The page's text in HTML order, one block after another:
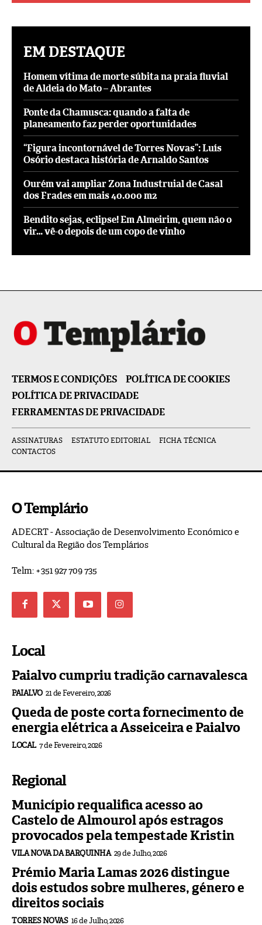
EM DESTAQUE
Homem vítima de morte súbita na praia fluvial
de Aldeia do Mato – Abrantes
Ponte da Chamusca: quando a falta de
planeamento faz perder oportunidades
“Figura incontornável de Torres Novas”: Luís
Osório destaca história de Arnaldo Santos
Ourém vai ampliar Zona Industruial de Casal
dos Frades em mais 40.000 m2
Bendito sejas, eclipse! Em Almeirim, quem não o
vir… vê-o depois de um copo de vinho
TERMOS E CONDIÇÕES
POLÍTICA DE COOKIES
POLÍTICA DE PRIVACIDADE
FERRAMENTAS DE PRIVACIDADE
ASSINATURAS ESTATUTO EDITORIAL
FICHA TÉCNICA
CONTACTOS
O Templário
ADECRT - Associação de Desenvolvimento Económico e
Cultural da Região dos Templários
Telm: +351 927 709 735
Local
Paialvo cumpriu tradição carnavalesca
PAIALVO 21 de Fevereiro, 2026
Queda de poste corta fornecimento de
energia elétrica a Asseiceira e Paialvo
LOCAL 7 de Fevereiro, 2026
Regional
Município requalifica acesso ao
Castelo de Almourol após estragos
provocados pela tempestade Kristin
VILA NOVA DA BARQUINHA 29 de Julho, 2026
Prémio Maria Lamas 2026 distingue
dois estudos sobre mulheres, género e
direitos sociais
TORRES NOVAS 16 de Julho, 2026